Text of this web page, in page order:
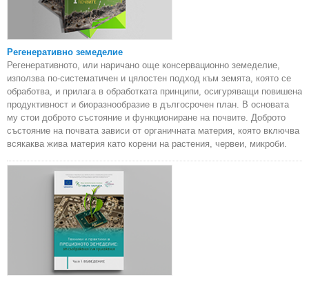
Регенеративно земеделие
Регенеративното, или наричано още консервационно земеделие,
използва по-систематичен и цялостен подход към земята, която се
обработва, и прилага в обработката принципи, осигуряващи повишена
продуктивност и биоразнообразие в дългосрочен план. В основата
му стои доброто състояние и функциониране на почвите. Доброто
състояние на почвата зависи от органичната материя, която включва
всякаква жива материя като корени на растения, червеи, микроби.